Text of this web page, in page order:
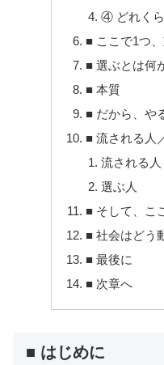
④ どれくら
■ ここで1つ
■ 選ぶとは何
■ 本質
■ だから、や
■ 流される人
流される人
選ぶ人
■ そして、こ
■ 社会はどう
■ 最後に
■ 次章へ
■ はじめに